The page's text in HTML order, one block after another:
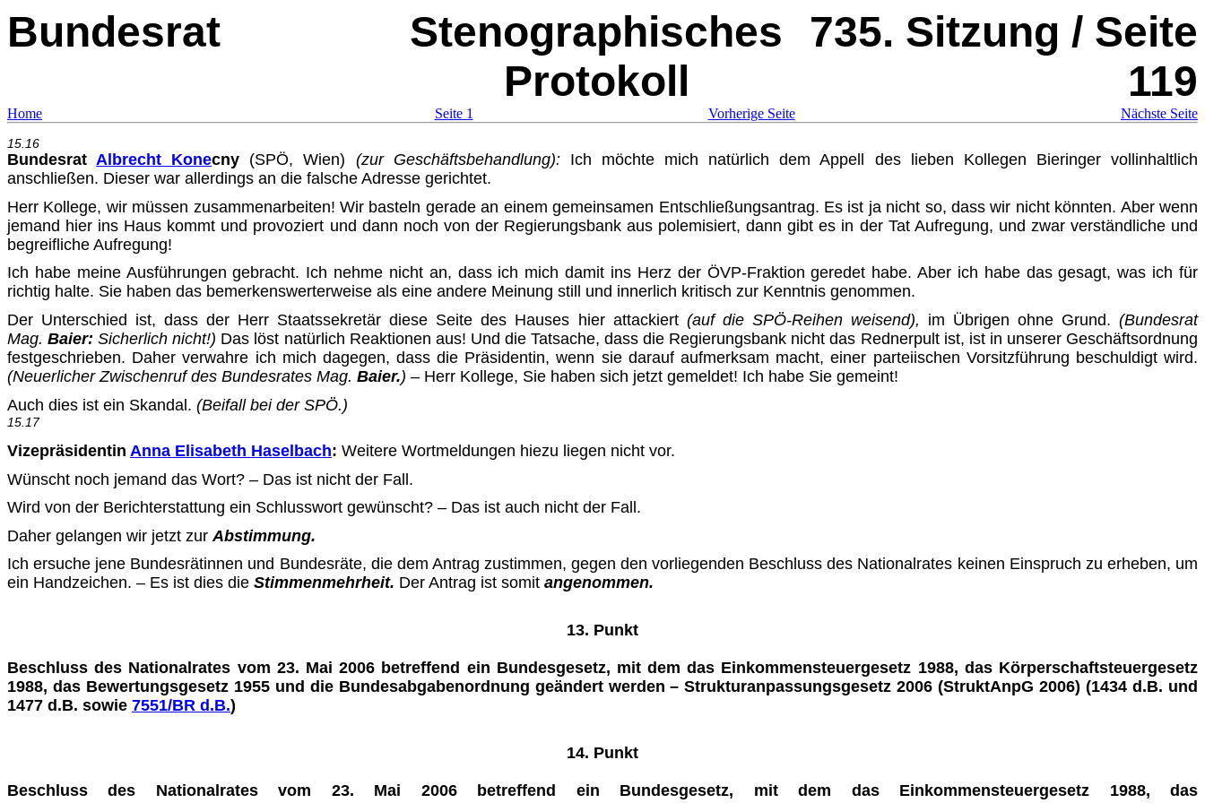
Bundesrat
Stenographisches
Protokoll
735. Sitzung / Seite
119
Home Seite 1 Vorherige Seite Nächste Seite
15.16
BundesratAlbrecht Konecny (SPÖ, Wien) (zur Geschäftsbehandlung): Ich möchte mich natürlich dem Appell des lieben Kollegen Bieringer vollinhaltlich
anschließen. Die­ser war allerdings an die falsche Adresse gerichtet.
Herr Kollege, wir müssen zusammenarbeiten! Wir basteln gerade an einem gemeinsa­men Entschließungsantrag. Es ist ja nicht so, dass wir nicht könnten. Aber wenn
je­mand hier ins Haus kommt und provoziert und dann noch von der Regierungsbank aus polemisiert, dann gibt es in der Tat Aufregung, und zwar verständliche und
begreifliche Aufregung!
Ich habe meine Ausführungen gebracht. Ich nehme nicht an, dass ich mich damit ins Herz der ÖVP-Fraktion geredet habe. Aber ich habe das gesagt, was ich für
richtig halte. Sie haben das bemerkenswerterweise als eine andere Meinung still und innerlich kritisch zur Kenntnis genommen.
Der Unterschied ist, dass der Herr Staatssekretär diese Seite des Hauses hier atta­ckiert (auf die SPÖ-Reihen weisend), im Übrigen ohne Grund.(Bundesrat
Mag. Baier: Sicherlich nicht!) Das löst natürlich Reaktionen aus! Und die Tatsache, dass die Regie­rungsbank nicht das Rednerpult ist, ist in unserer Geschäftsordnung
festgeschrieben. Daher verwahre ich mich dagegen, dass die Präsidentin, wenn sie darauf aufmerksam macht, einer parteiischen Vorsitzführung beschuldigt wird.
(Neuerlicher Zwischenruf des Bundesrates Mag. Baier.) – Herr Kollege, Sie haben sich jetzt gemeldet! Ich habe Sie gemeint!
Auch dies ist ein Skandal. (Beifall bei der SPÖ.)
15.17
Vizepräsidentin Anna Elisabeth Haselbach: Weitere Wortmeldungen hiezu liegen nicht vor.
Wünscht noch jemand das Wort? – Das ist nicht der Fall.
Wird von der Berichterstattung ein Schlusswort gewünscht? – Das ist auch nicht der Fall.
Daher gelangen wir jetzt zur Abstimmung.
Ich ersuche jene Bundesrätinnen und Bundesräte, die dem Antrag zustimmen, gegen den vorliegenden Beschluss des Nationalrates keinen Einspruch zu erheben, um
ein Handzeichen. – Es ist dies die Stimmenmehrheit. Der Antrag ist somit angenommen.
13. Punkt
Beschluss des Nationalrates vom 23. Mai 2006 betreffend ein Bundesgesetz, mit dem das Einkommensteuergesetz 1988, das Körperschaftsteuergesetz
1988, das Bewertungsgesetz 1955 und die Bundesabgabenordnung geändert werden – Strukturanpassungsgesetz 2006 (StruktAnpG 2006) (1434 d.B. und
1477 d.B. sowie 7551/BR d.B.)
14. Punkt
Beschluss des Nationalrates vom 23. Mai 2006 betreffend ein Bundesgesetz, mit dem das Einkommensteuergesetz 1988, das